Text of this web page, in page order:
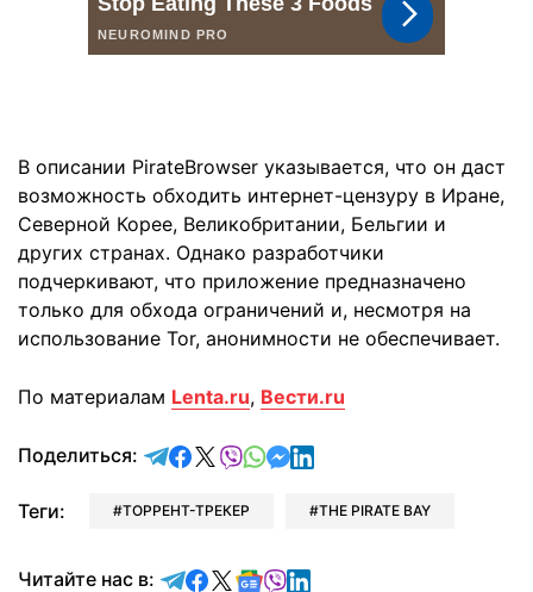
В описании PirateBrowser указывается, что он даст
возможность обходить интернет-цензуру в Иране,
Северной Корее, Великобритании, Бельгии и
других странах. Однако разработчики
подчеркивают, что приложение предназначено
только для обхода ограничений и, несмотря на
использование Tor, анонимности не обеспечивает.
По материалам Lenta.ru, Вести.ru
Поделиться: отправить в Telegram
поделиться в Facebook
поделиться в X
отправить в Viber
отправить в Whatsapp
отправить в Messenger
отправить в LinkedIn
Теги: ТОРРЕНТ-ТРЕКЕР THE PIRATE BAY
Читайте нас в: Читайте в Telegram
Читайте в Facebook
Читайте в X
Читайте в Google news
Читайте в Viber
Читайте в LinkedIn